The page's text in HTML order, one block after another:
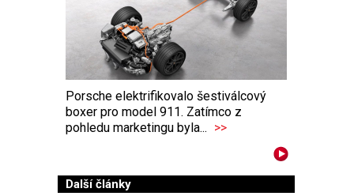
Porsche elektrifikovalo šestiválcový
boxer pro model 911. Zatímco z
pohledu marketingu byla... >>
Další články